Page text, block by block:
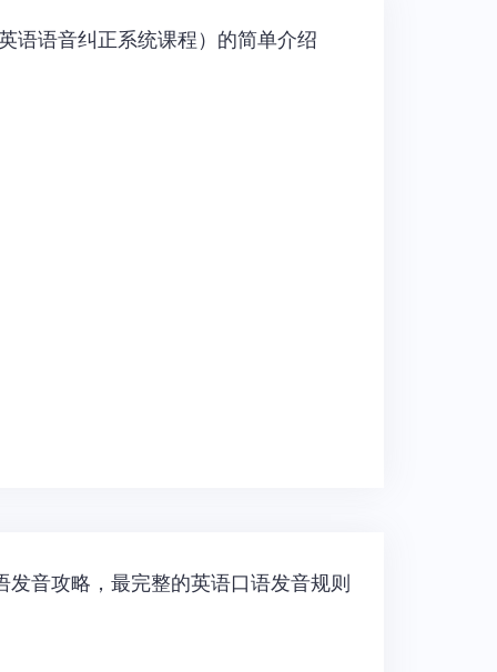
语音纠正系统课程）的简单介绍
音攻略，最完整的英语口语发音规则